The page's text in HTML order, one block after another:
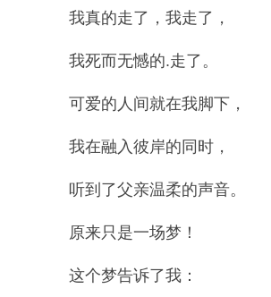
我真的走了，我走了，
我死而无憾的.走了。
可爱的人间就在我脚下，
我在融入彼岸的同时，
听到了父亲温柔的声音。
原来只是一场梦！
这个梦告诉了我：